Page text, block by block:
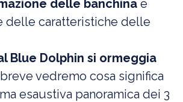
delle banchina e
delle caratteristiche delle
Blue Dolphin si ormeggia
vedremo cosa significa
esaustiva panoramica dei 3